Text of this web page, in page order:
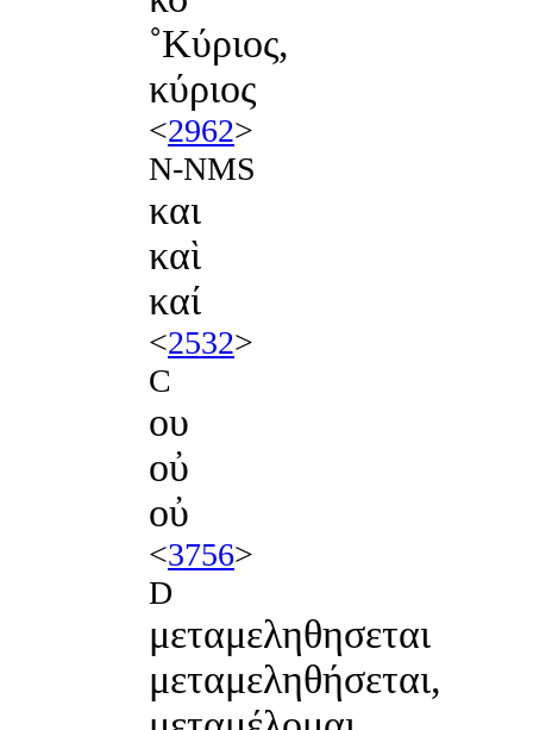
˚Κύριος,
κύριος
<2962>
N-NMS
και
καὶ
καί
<2532>
C
ου
οὐ
οὐ
<3756>
D
μεταμεληθησεται
μεταμεληθήσεται,